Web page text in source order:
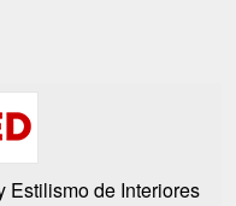
Estilismo de Interiores